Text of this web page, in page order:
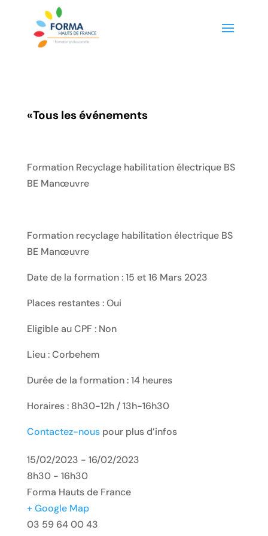
«Tous les événements
Formation Recyclage habilitation électrique BS
BE Manœuvre
Formation recyclage habilitation électrique BS
BE Manœuvre
Date de la formation : 15 et 16 Mars 2023
Places restantes : Oui
Eligible au CPF : Non
Lieu : Corbehem
Durée de la formation : 14 heures
Horaires : 8h30-12h / 13h-16h30
Contactez-nouspour plus d’infos
15/02/2023 - 16/02/2023
8h30 - 16h30
Forma Hauts de France
+ Google Map
03 59 64 00 43